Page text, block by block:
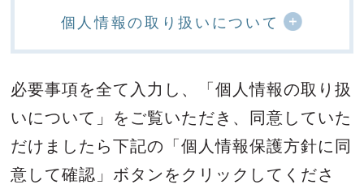
個人情報の取り扱いについて
必要事項を全て入力し、「個人情報の取り扱
いについて」をご覧いただき、 同意していた
だけましたら下記の「個人情報保護方針に同
意して確認」ボタンをクリックしてくださ